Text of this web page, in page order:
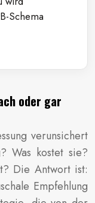
Schema
oder gar
verunsichert
Was kostet sie?
Die Antwort ist:
Empfehlung